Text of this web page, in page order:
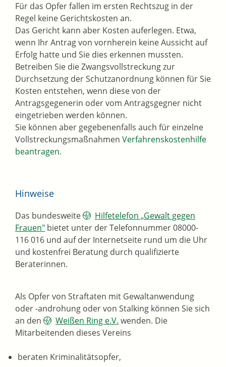
Für das Opfer fallen im ersten Rechtszug in der
Regel keine Gerichtskosten an.
Das Gericht kann aber Kosten auferlegen. Etwa,
wenn Ihr Antrag von vornherein keine Aussicht auf
Erfolg hatte und Sie dies erkennen mussten.
Betreiben Sie die Zwangsvollstreckung zur
Durchsetzung der Schutzanordnung können für Sie
Kosten entstehen, wenn diese von der
Antragsgegenerin oder vom Antragsgegner nicht
eingetrieben werden können.
Sie können aber gegebenenfalls auch für einzelne
Vollstreckungsmaßnahmen Verfahrenskostenhilfe
beantragen.
Hinweise
Das bundesweite
Hilfetelefon „Gewalt gegen
Frauen" bietet unter der Telefonnummer 08000-
116 016 und auf der Internetseite rund um die Uhr
und kostenfrei Beratung durch qualifizierte
Beraterinnen.
Als Opfer von Straftaten mit Gewaltanwendung
oder -androhung oder von Stalking können Sie sich
an den
Weißen Ring e.V. wenden. Die
Mitarbeitenden dieses Vereins
beraten Kriminalitätsopfer,